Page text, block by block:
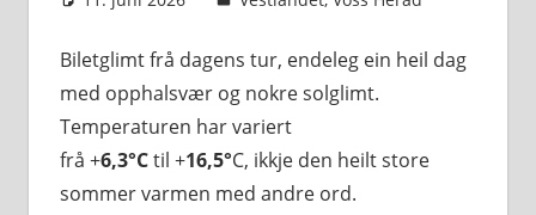
Biletglimt frå dagens tur, endeleg ein heil dag
med opphalsvær og nokre solglimt.
Temperaturen har variert
frå +6,3°Ctil +16,5°C, ikkje den heilt store
sommer varmen med andre ord.